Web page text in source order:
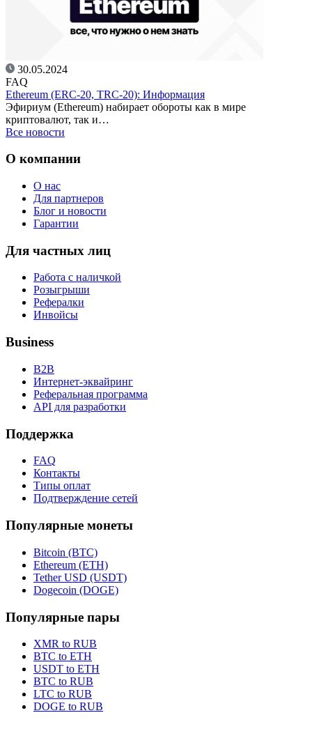
30.05.2024
FAQ
Ethereum (ERC-20, TRC-20): Информация
Эфириум (Ethereum) набирает обороты как в мире
криптовалют, так и…
Все новости
О компании
О нас
Для партнеров
Блог и новости
Гарантии
Для частных лиц
Работа с наличкой
Розыгрыши
Рефералки
Инвойсы
Business
B2B
Интернет-эквайринг
Реферальная программа
API для разработки
Поддержка
FAQ
Контакты
Типы оплат
Подтверждение сетей
Популярные монеты
Bitcoin (BTC)
Ethereum (ETH)
Tether USD (USDT)
Dogecoin (DOGE)
Популярные пары
XMR to RUB
BTC to ETH
USDT to ETH
BTC to RUB
LTC to RUB
DOGE to RUB